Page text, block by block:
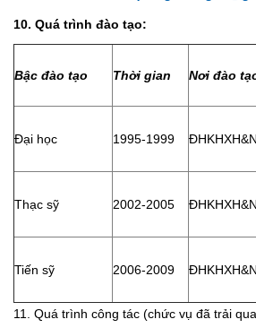
10. Quá trình đào tạo:
Bậc đào tạo Thời gian Nơi đào
Đại học 1995-1999
Thạc sỹ 2002-2005
Tiến sỹ 2006-2009
11. Quá trình công tác (chức vụ đã trải